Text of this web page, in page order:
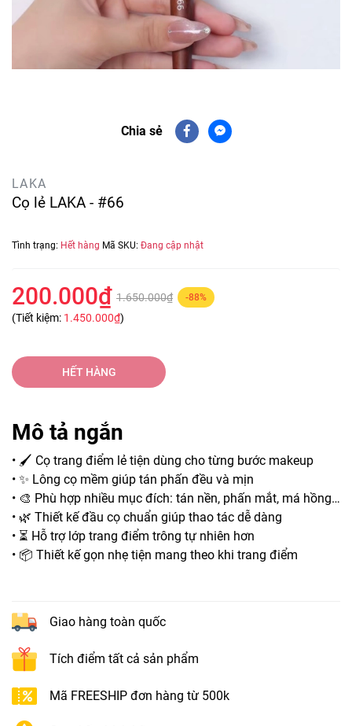
Chia sẻ
LAKA
Cọ lẻ LAKA - #66
Tình trạng: Hết hàng Mã SKU: Đang cập nhật
200.000₫ 1.650.000₫ -88%
(Tiết kiệm: 1.450.000₫)
HẾT HÀNG
Mô tả ngắn
• 🖌️ Cọ trang điểm lẻ tiện dùng cho từng bước makeup
• ✨ Lông cọ mềm giúp tán phấn đều và mịn
• 🎨 Phù hợp nhiều mục đích: tán nền, phấn mắt, má hồng…
• 🌿 Thiết kế đầu cọ chuẩn giúp thao tác dễ dàng
• ⏳ Hỗ trợ lớp trang điểm trông tự nhiên hơn
• 📦 Thiết kế gọn nhẹ tiện mang theo khi trang điểm
Giao hàng toàn quốc
Tích điểm tất cả sản phẩm
Mã FREESHIP đơn hàng từ 500k